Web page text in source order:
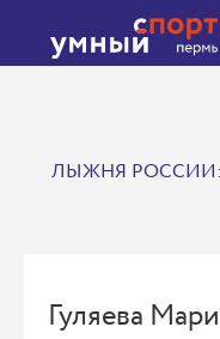
ЛЫЖНЯ РОССИИ:
Гуляева